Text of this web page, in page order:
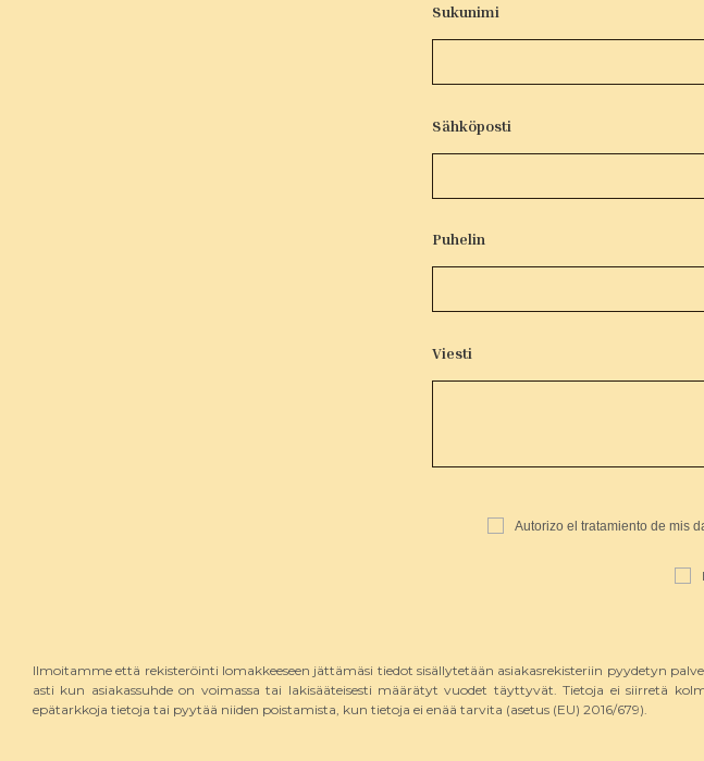
Sukunimi
Sähköposti
Puhelin
Viesti
Autorizo el tratamiento de mis
Ilmoitamme että rekisteröinti lomakkeeseen jättämäsi tiedot sisällytetään asiakasrekisteriin pyydetyn
asti kun asiakassuhde on voimassa tai lakisääteisesti määrätyt vuodet täyttyvät. Tietoja ei siirretä
epätarkkoja tietoja tai pyytää niiden poistamista, kun tietoja ei enää tarvita (asetus (EU) 2016/679).